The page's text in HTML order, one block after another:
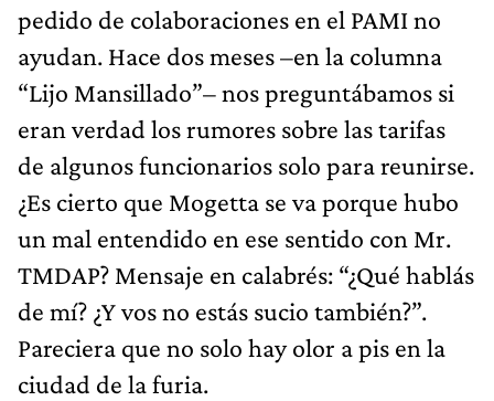
pedido de colaboraciones en el PAMI no
ayudan. Hace dos meses –en la columna
“Lijo Mansillado”– nos preguntábamos si
eran verdad los rumores sobre las tarifas
de algunos funcionarios solo para reunirse.
¿Es cierto que Mogetta se va porque hubo
un mal entendido en ese sentido con Mr.
TMDAP? Mensaje en calabrés: “¿Qué hablás
de mí? ¿Y vos no estás sucio también?”.
Pareciera que no solo hay olor a pis en la
ciudad de la furia.